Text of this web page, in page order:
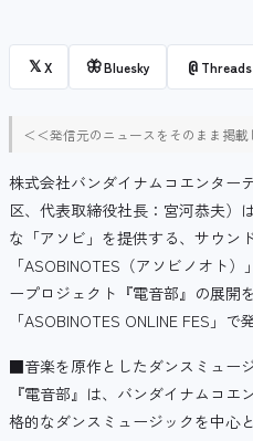
𝕏X 🦋Bluesky @ Threads
＜＜発信元のニュースをそのまま掲載
株式会社バンダイナムコエンター
区、代表取締役社長：宮河恭夫）
な「アソビ」を提供する、サウン
「ASOBINOTES（アソビノオト
ープロジェクト『電音部』の展開
「ASOBINOTES ONLINE FES」で
■音楽を原作としたダンスミュー
『電音部』は、バンダイナムコ
格的なダンスミュージックを中心